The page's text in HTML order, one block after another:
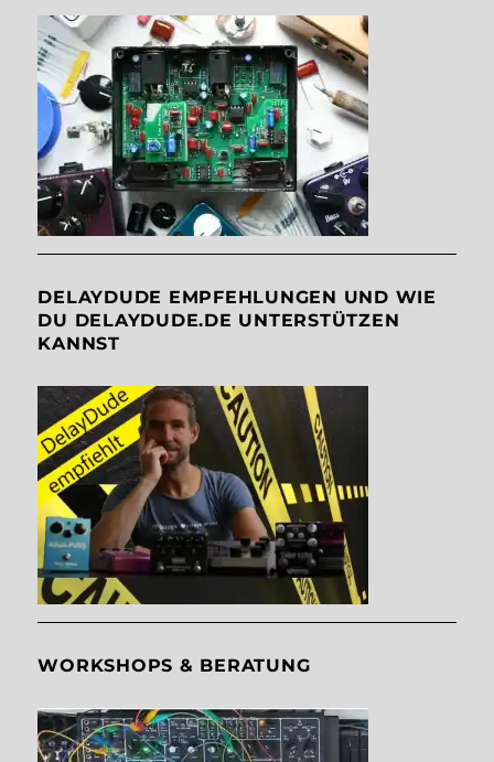
DELAYDUDE EMPFEHLUNGEN UND WIE
DU DELAYDUDE.DE UNTERSTÜTZEN
KANNST
WORKSHOPS & BERATUNG